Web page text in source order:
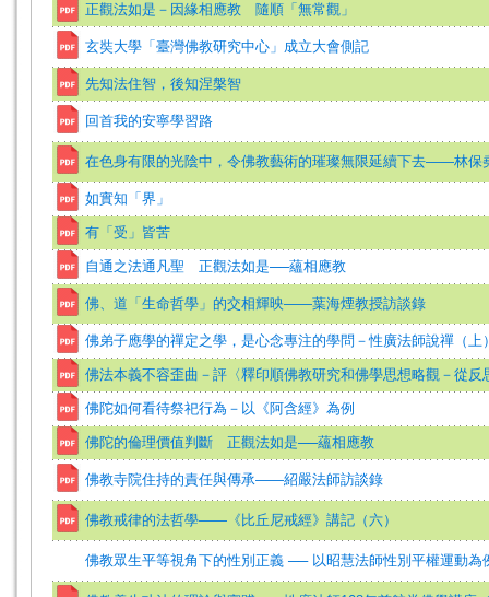
正觀法如是－因緣相應教 隨順「無常觀」
玄奘大學「臺灣佛教研究中心」成立大會側記
先知法住智，後知涅槃智
回首我的安寧學習路
在色身有限的光陰中，令佛教藝術的璀璨無限延續下去——林保
如實知「界」
有「受」皆苦
自通之法通凡聖 正觀法如是──蘊相應教
佛、道「生命哲學」的交相輝映——葉海煙教授訪談錄
佛弟子應學的禪定之學，是心念專注的學問－性廣法師說禪（上
佛法本義不容歪曲－評〈釋印順佛教研究和佛學思想略觀－從反
佛陀如何看待祭祀行為－以《阿含經》為例
佛陀的倫理價值判斷 正觀法如是──蘊相應教
佛教寺院住持的責任與傳承——紹嚴法師訪談錄
佛教戒律的法哲學——《比丘尼戒經》講記（六）
佛教眾生平等視角下的性別正義 ── 以昭慧法師性別平權運動為